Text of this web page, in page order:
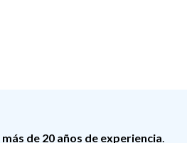
más de 20 años de experiencia.